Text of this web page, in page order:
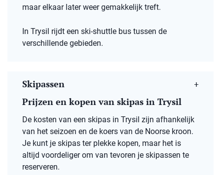
maar elkaar later weer gemakkelijk treft.
In Trysil rijdt een ski-shuttle bus tussen de
verschillende gebieden.
Skipassen
Prijzen en kopen van skipas in Trysil
De kosten van een skipas in Trysil zijn afhankelijk
van het seizoen en de koers van de Noorse kroon.
Je kunt je skipas ter plekke kopen, maar het is
altijd voordeliger om van tevoren je skipassen te
reserveren.